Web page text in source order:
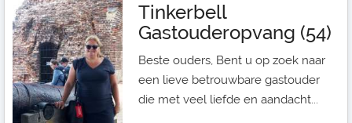
Tinkerbell
Gastouderopvang (54)
Beste ouders, Bent u op zoek naar
een lieve betrouwbare gastouder
die met veel liefde en aandacht...